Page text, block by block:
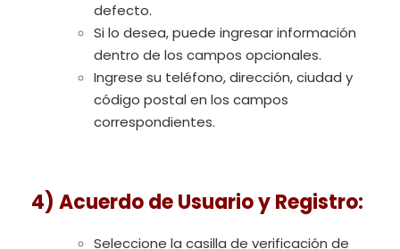
defecto.
Si lo desea, puede ingresar información
dentro de los campos opcionales.
Ingrese su teléfono, dirección, ciudad y
código postal en los campos
correspondientes.
4) Acuerdo de Usuario y Registro:
Seleccione la casilla de verificación de